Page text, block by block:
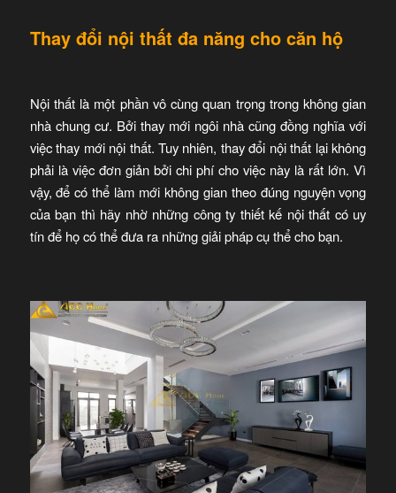
Thay đổi nội thất đa năng cho căn hộ
Nội thất là một phần vô cùng quan trọng trong không gian
nhà chung cư. Bởi thay mới ngôi nhà cũng đồng nghĩa với
việc thay mới nội thất. Tuy nhiên, thay đổi nội thất lại không
phải là việc đơn giản bởi chi phí cho việc này là rất lớn. Vì
vậy, để có thể làm mới không gian theo đúng nguyện vọng
của bạn thì hãy nhờ những công ty thiết kế nội thất có uy
tín để họ có thể đưa ra những giải pháp cụ thể cho bạn.